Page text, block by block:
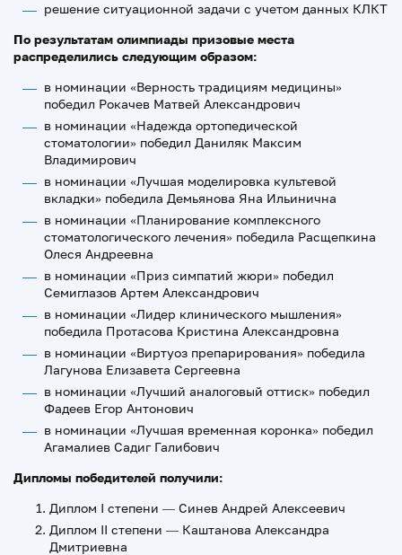
решение ситуационной задачи с учетом данных КЛКТ
По результатам олимпиады призовые места
распределились следующим образом:
в номинации «Верность традициям медицины»
победил Рокачев Матвей Александрович
в номинации «Надежда ортопедической
стоматологии» победил Даниляк Максим
Владимирович
в номинации «Лучшая моделировка культевой
вкладки» победила Демьянова Яна Ильинична
в номинации «Планирование комплексного
стоматологического лечения» победила Расщепкина
Олеся Андреевна
в номинации «Приз симпатий жюри» победил
Семиглазов Артем Александрович
в номинации «Лидер клинического мышления»
победила Протасова Кристина Александровна
в номинации «Виртуоз препарирования» победила
Лагунова Елизавета Сергеевна
в номинации «Лучший аналоговый оттиск» победил
Фадеев Егор Антонович
в номинации «Лучшая временная коронка» победил
Агамалиев Садиг Галибович
Дипломы победителей получили:
Диплом I степени — Синев Андрей Алексеевич
Диплом II степени — Каштанова Александра
Дмитриевна